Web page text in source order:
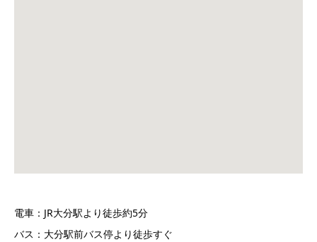
電車：JR大分駅より徒歩約5分
バス：大分駅前バス停より徒歩すぐ